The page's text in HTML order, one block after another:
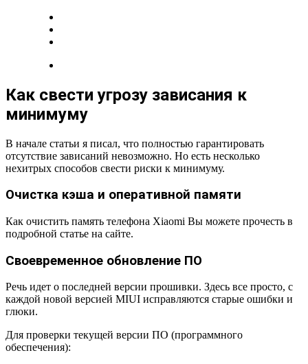
Как свести угрозу зависания к
минимуму
В начале статьи я писал, что полностью гарантировать
отсутствие зависаний невозможно. Но есть несколько
нехитрых способов свести риски к минимуму.
Очистка кэша и оперативной памяти
Как очистить память телефона Xiaomi Вы можете прочесть в
подробной статье на сайте.
Своевременное обновление ПО
Речь идет о последней версии прошивки. Здесь все просто, с
каждой новой версией MIUI исправляются старые ошибки и
глюки.
Для проверки текущей версии ПО (программного
обеспечения):